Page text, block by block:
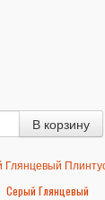
Серый Глянцевый